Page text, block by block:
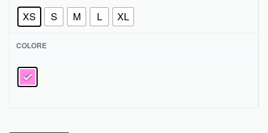
XS S M L XL
COLORE